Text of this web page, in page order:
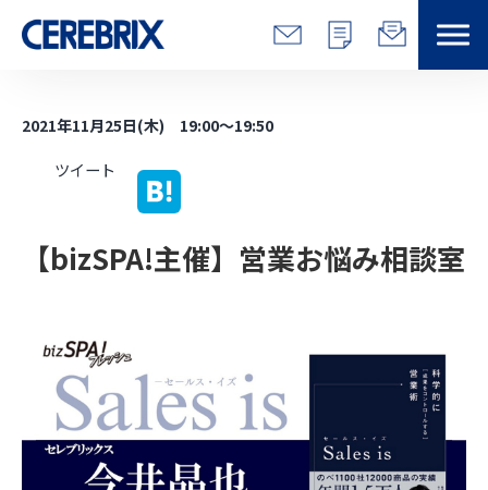
解決できる課題
コラム/営総研
セミナー
2021年11月25日(木) 19:00～19:50
ツイート
【bizSPA!主催】営業お悩み相談室